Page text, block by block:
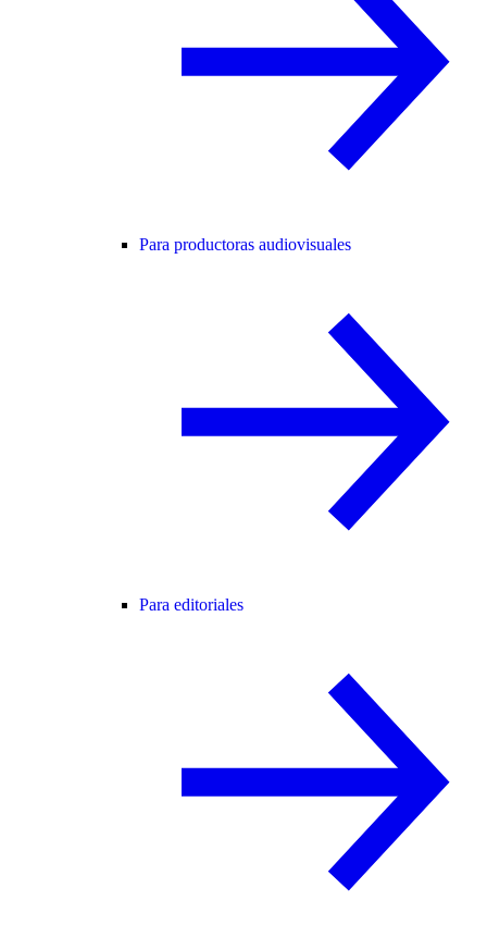
Para productoras audiovisuales
Para editoriales